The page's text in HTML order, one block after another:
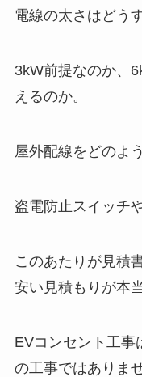
電線の太さはどう
3kW前提なのか、
えるのか。
屋外配線をどのよ
盗電防止スイッチ
このあたりが見積
安い見積もりが本
EVコンセント工事
の工事ではありませ